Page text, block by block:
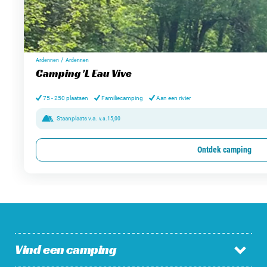
Ardennen / Ardennen
Camping 'L Eau Vive
75 - 250 plaatsen Familiecamping Aan een rivier
Staanplaats v.a. v.a.15,00
Ontdek camping
Vind een camping